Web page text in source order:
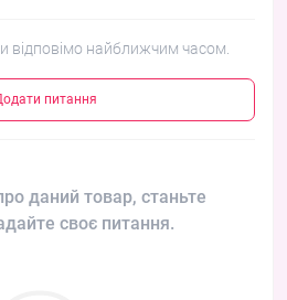
відповімо найближчим часом.
питання
даний товар, станьте
своє питання.